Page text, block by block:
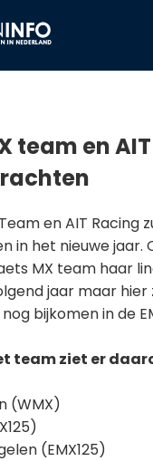
team en
en AIT Racing
in het nieuwe jaar.
MX team haar
jaar maar hier
bijkomen in de
team ziet er
(WMX)
(EMX125)